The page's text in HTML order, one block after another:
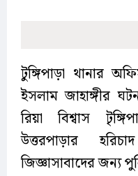
টুঙ্গিপাড়া থানার
ইসলাম জাহাঙ্গীর
রিয়া বিশ্বাস
উত্তরপাড়ার
জিজ্ঞাসাবাদের জন্য